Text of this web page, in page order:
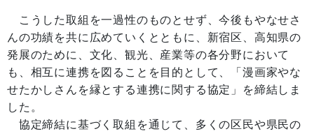
こうした取組を一過性のものとせず、今後もやなせさ
んの功績を共に広めていくとともに、新宿区、高知県の
発展のために、文化、観光、産業等の各分野において
も、相互に連携を図ることを目的として、「漫画家やな
せたかしさんを縁とする連携に関する協定」を締結しま
した。
協定締結に基づく取組を通じて、多くの区民や県民の